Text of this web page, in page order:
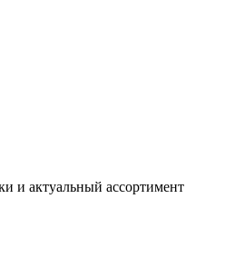
и актуальный ассортимент